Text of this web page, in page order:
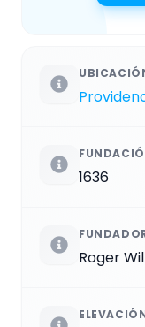
1636
Roger